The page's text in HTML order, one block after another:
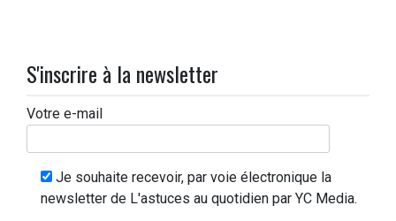
S'inscrire à la newsletter
Votre e-mail
Je souhaite recevoir, par voie électronique la
newsletter de L'astuces au quotidien par YC Media.